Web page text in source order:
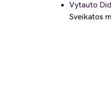
Vytauto
Sveikatos